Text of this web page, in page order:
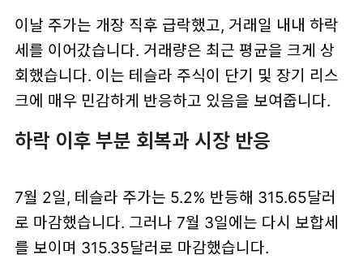
이날 주가는 개장 직후 급락했고, 거래일 내내 하락
세를 이어갔습니다. 거래량은 최근 평균을 크게 상
회했습니다. 이는 테슬라 주식이 단기 및 장기 리스
크에 매우 민감하게 반응하고 있음을 보여줍니다.
하락 이후 부분 회복과 시장 반응
7월 2일, 테슬라 주가는 5.2% 반등해 315.65달러
로 마감했습니다. 그러나 7월 3일에는 다시 보합세
를 보이며 315.35달러로 마감했습니다.